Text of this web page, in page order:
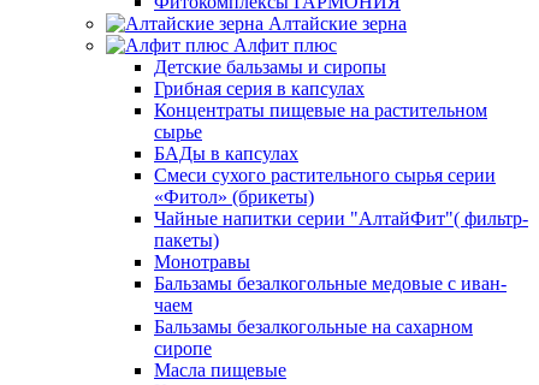
Алтайские зерна
Алфит плюс
Детские бальзамы и сиропы
Грибная серия в капсулах
Концентраты пищевые на растительном
сырье
БАДы в капсулах
Смеси сухого растительного сырья серии
«Фитол» (брикеты)
Чайные напитки серии "АлтайФит"( фильтр-
пакеты)
Монотравы
Бальзамы безалкогольные медовые с иван-
чаем
Бальзамы безалкогольные на сахарном
сиропе
Масла пищевые